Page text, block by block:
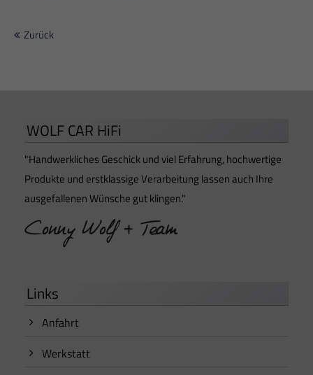
Zurück
WOLF CAR HiFi
"Handwerkliches Geschick und viel Erfahrung, hochwertige
Produkte und erstklassige Verarbeitung lassen auch Ihre
ausgefallenen Wünsche gut klingen."
Links
Anfahrt
Werkstatt